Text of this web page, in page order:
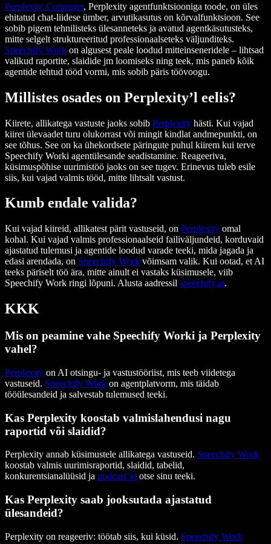
Perplexity Computer, Perplexity agentfunktsiooniga toode, on üles
ehitatud chat-liidese ümber, arvutikasutus on kõrvalfunktsioon. See
sobib pigem tehnilisteks ülesanneteks ja avatud agentkäsutusteks,
mitte selgelt struktureeritud professionaalseteks väljunditeks.
Speechify Work on algusest peale loodud mitteinseneridele – lihtsad
valikud raportite, slaidide jm loomiseks ning teek, mis paneb kõik
agentide tehtud tööd vormi, mis sobib päris töövoogu.
Millistes osades on Perplexity’l eelis?
Kiirete, allikatega vastuste jaoks sobib Perplexity hästi. Kui vajad
kiiret ülevaadet turu olukorrast või mingit kindlat andmepunkti, on
see tõhus. See on ka ühekordsete päringute puhul kiirem kui terve
Speechify Worki agentülesande seadistamine. Reageeriva,
küsimuspõhise uurimistöö jaoks on see tugev. Erinevus tuleb esile
siis, kui vajad valmis tööd, mitte lihtsalt vastust.
Kumb endale valida?
Kui vajad kiireid, allikatest pärit vastuseid, on Perplexity omal
kohal. Kui vajad valmis professionaalseid failiväljundeid, korduvaid
ajastatud tulemusi ja agentide loodud varade teeki, mida jagada ja
edasi arendada, on Speechify Work võimsam valik. Kui ootad, et AI
teeks päriselt töö ära, mitte ainult ei vastaks küsimusele, viib
Speechify Work ringi lõpuni. Alusta aadressil speechify.ai.
KKK
Mis on peamine vahe Speechify Worki ja Perplexity
vahel?
Perplexity on AI otsingu- ja vastustööriist, mis teeb viidetega
vastuseid. Speechify Work on agentplatvorm, mis täidab
tööülesandeid ja salvestab tulemused teeki.
Kas Perplexity koostab valmislahendusi nagu
raportid või slaidid?
Perplexity annab küsimustele allikatega vastuseid. Speechify Work
koostab valmis uurimisraportid, slaidid, tabelid,
konkurentsianalüüsid ja podcast’id otse sinu teeki.
Kas Perplexity saab jooksutada ajastatud
ülesandeid?
Perplexity on reageeriv: töötab siis, kui küsid. Speechify Work